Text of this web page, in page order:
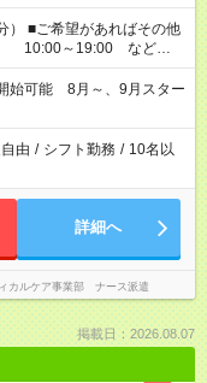
他
10:00～19:00 など
れば残業はしたくない」
紹介します！ ※Wワ
する勤務時間と、もう1つ
を超える場合は応募でき
始可能 8月～、9月スター
由 / シフト勤務 / 10名以
詳細へ
カルケア事業部 ナース派遣
掲載日：2026.08.07